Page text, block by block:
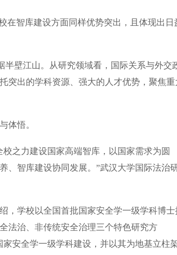
智库建设方面同样优势突出，且体现出日
壁江山。从研究领域看，国际关系与外交
出的学科资源、强大的人才优势，聚焦重
体悟。
之力建设国家高端智库，以国家需求为圆
、智库建设协同发展。”武汉大学国际法治
学校以全国首批国家安全学一级学科博士
法治、非传统安全治理三个特色研究方
安全学一级学科建设，并以其为地基立柱